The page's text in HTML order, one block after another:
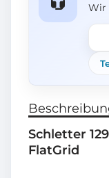
Wir
Schletter
FlatGrid